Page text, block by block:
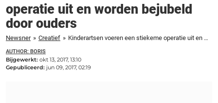
operatie uit en worden bejubeld
door ouders
Newsner » Creatief » Kinderartsen voeren een stiekeme operatie uit en worden bejubeld door ouders
AUTHOR: BORIS
Bijgewerkt: okt 13, 2017, 13:10
Gepubliceerd: jun 09, 2017, 02:19